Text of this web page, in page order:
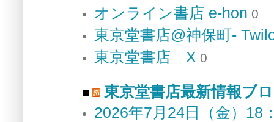
オンライン書店 e-hon 0
東京堂書店@神保町-
東京堂書店 X 0
東京堂書店最新情報ブ
2026年7月24日（金）18